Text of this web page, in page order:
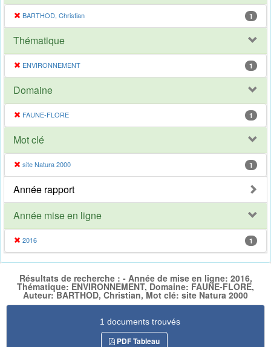
BARTHOD, Christian 1
Thématique
ENVIRONNEMENT 1
Domaine
FAUNE-FLORE 1
Mot clé
site Natura 2000 1
Année rapport
Année mise en ligne
2016 1
Résultats de recherche : - Année de mise en ligne: 2016,
Thématique: ENVIRONNEMENT, Domaine: FAUNE-FLORE,
Auteur: BARTHOD, Christian, Mot clé: site Natura 2000
1 documents trouvés
PDF Tableau